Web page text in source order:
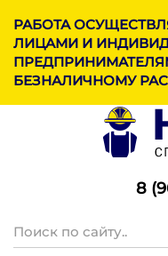
РАБОТА
ЛИЦАМИ И
БЕЗНАЛИЧНОМУ
8